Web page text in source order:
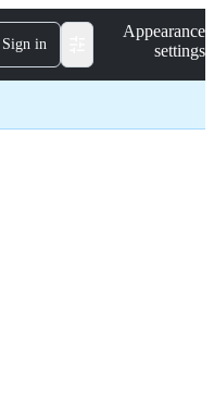
Sign in
Appearance
settings